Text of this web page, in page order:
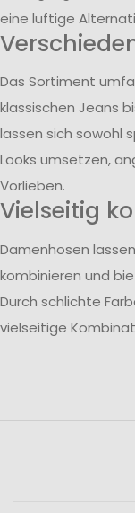
eine luftige
Das Sortiment
klassischen Jeans
lassen sich sowohl
Looks umsetzen,
Vorlieben.
Vielseitig
Damenhosen
kombinieren und
Durch schlichte
vielseitige